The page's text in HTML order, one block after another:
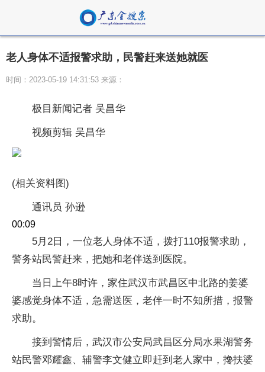
老人身体不适报警求助，民警赶来送她就医
时间：2023-05-19 14:31:53 来源：
极目新闻记者 吴昌华
视频剪辑 吴昌华
(相关资料图)
通讯员 孙逊
00:09
5月2日，一位老人身体不适，拨打110报警求助，
警务站民警赶来，把她和老伴送到医院。
当日上午8时许，家住武汉市武昌区中北路的姜婆
婆感觉身体不适，急需送医，老伴一时不知所措，报警
求助。
接到警情后，武汉市公安局武昌区分局水果湖警务
站民警邓耀鑫、辅警李文健立即赶到老人家中，搀扶婆